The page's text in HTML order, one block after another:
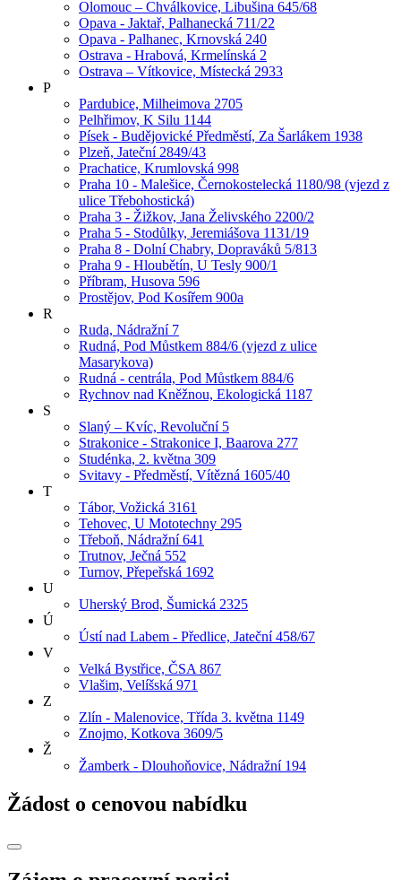
Olomouc – Chválkovice, Libušina 645/68
Opava - Jaktař, Palhanecká 711/22
Opava - Palhanec, Krnovská 240
Ostrava - Hrabová, Krmelínská 2
Ostrava – Vítkovice, Místecká 2933
P
Pardubice, Milheimova 2705
Pelhřimov, K Silu 1144
Písek - Budějovické Předměstí, Za Šarlákem 1938
Plzeň, Jateční 2849/43
Prachatice, Krumlovská 998
Praha 10 - Malešice, Černokostelecká 1180/98 (vjezd z
ulice Třebohostická)
Praha 3 - Žižkov, Jana Želivského 2200/2
Praha 5 - Stodůlky, Jeremiášova 1131/19
Praha 8 - Dolní Chabry, Dopraváků 5/813
Praha 9 - Hloubětín, U Tesly 900/1
Příbram, Husova 596
Prostějov, Pod Kosířem 900a
R
Ruda, Nádražní 7
Rudná, Pod Můstkem 884/6 (vjezd z ulice
Masarykova)
Rudná - centrála, Pod Můstkem 884/6
Rychnov nad Kněžnou, Ekologická 1187
S
Slaný – Kvíc, Revoluční 5
Strakonice - Strakonice I, Baarova 277
Studénka, 2. května 309
Svitavy - Předměstí, Vítězná 1605/40
T
Tábor, Vožická 3161
Tehovec, U Mototechny 295
Třeboň, Nádražní 641
Trutnov, Ječná 552
Turnov, Přepeřská 1692
U
Uherský Brod, Šumická 2325
Ú
Ústí nad Labem - Předlice, Jateční 458/67
V
Velká Bystřice, ČSA 867
Vlašim, Velíšská 971
Z
Zlín - Malenovice, Třída 3. května 1149
Znojmo, Kotkova 3609/5
Ž
Žamberk - Dlouhoňovice, Nádražní 194
Žádost o cenovou nabídku